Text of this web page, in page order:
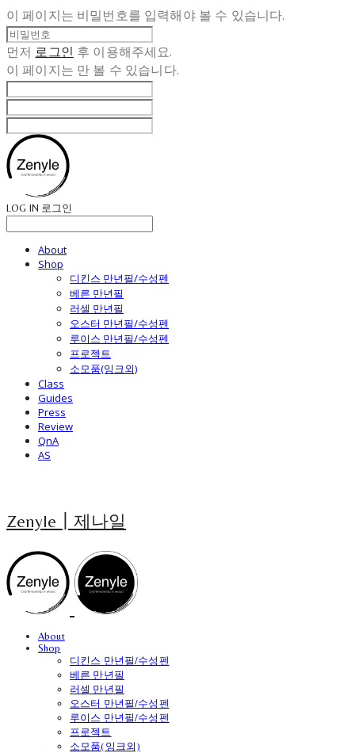
이 페이지는 비밀번호를 입력해야 볼 수 있습니다.
먼저 로그인 후 이용해주세요.
이 페이지는 만 볼 수 있습니다.
LOG IN 로그인
About
Shop
디킨스 만년필/수성펜
베른 만년필
러셀 만년필
오스터 만년필/수성펜
루이스 만년필/수성펜
프로젝트
소모품(잉크외)
Class
Guides
Press
Review
QnA
AS
Zenyle┃제나일
About
Shop
디킨스 만년필/수성펜
베른 만년필
러셀 만년필
오스터 만년필/수성펜
루이스 만년필/수성펜
프로젝트
소모품(잉크외)